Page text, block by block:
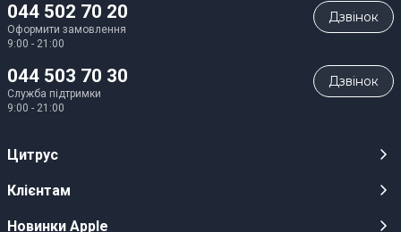
044 502 70 20
Оформити замовлення
9:00 - 21:00
Дзвiнок
044 503 70 30
Служба підтримки
9:00 - 21:00
Дзвiнок
Цитрус
Кар’єра
Клієнтам
Публічні оферти
Новинки Apple